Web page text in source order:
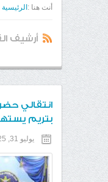
أنت هنا : الرئيسية
أرشيف
انتقالي
بتريم
يوليو 31, 2025